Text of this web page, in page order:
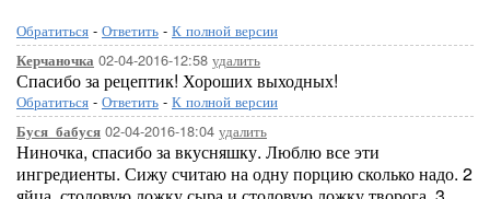
Обратиться - Ответить - К полной версии
Керчаночка 02-04-2016-12:58 удалить
Спасибо за рецептик! Хороших выходных!
Обратиться - Ответить - К полной версии
Буся_бабуся 02-04-2016-18:04 удалить
Ниночка, спасибо за вкусняшку. Люблю все эти
ингредиенты. Сижу считаю на одну порцию сколько надо. 2